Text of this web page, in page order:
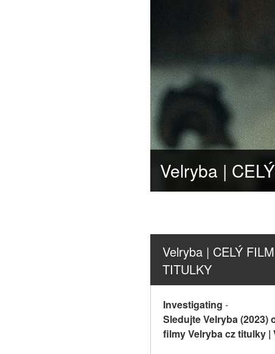
Velryba | CELÝ
TITULKY
Investigating -
Sledujte Velryba
filmy Velryba cz titulky |